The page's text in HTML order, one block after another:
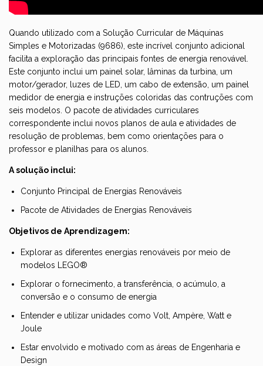
Quando utilizado com a Solução Curricular de Máquinas
Simples e Motorizadas (9686) , este incrível conjunto adicional
facilita a exploração das principais fontes de energia renovável.
Este conjunto inclui um painel solar, lâminas da turbina, um
motor/gerador, luzes de LED, um cabo de extensão, um painel
medidor de energia e instruções coloridas das contruções com
seis modelos. O pacote de atividades curriculares
correspondente inclui novos planos de aula e atividades de
resolução de problemas, bem como orientações para o
professor e planilhas para os alunos.
A solução inclui:
Conjunto Principal de Energias Renováveis
Pacote de Atividades de Energias Renováveis
Objetivos de Aprendizagem:
Explorar as diferentes energias renováveis por meio de
modelos LEGO®
Explorar o fornecimento, a transferência, o acúmulo, a
conversão e o consumo de energia
Entender e utilizar unidades como Volt, Ampère, Watt e
Joule
Estar envolvido e motivado com as áreas de Engenharia e
Design